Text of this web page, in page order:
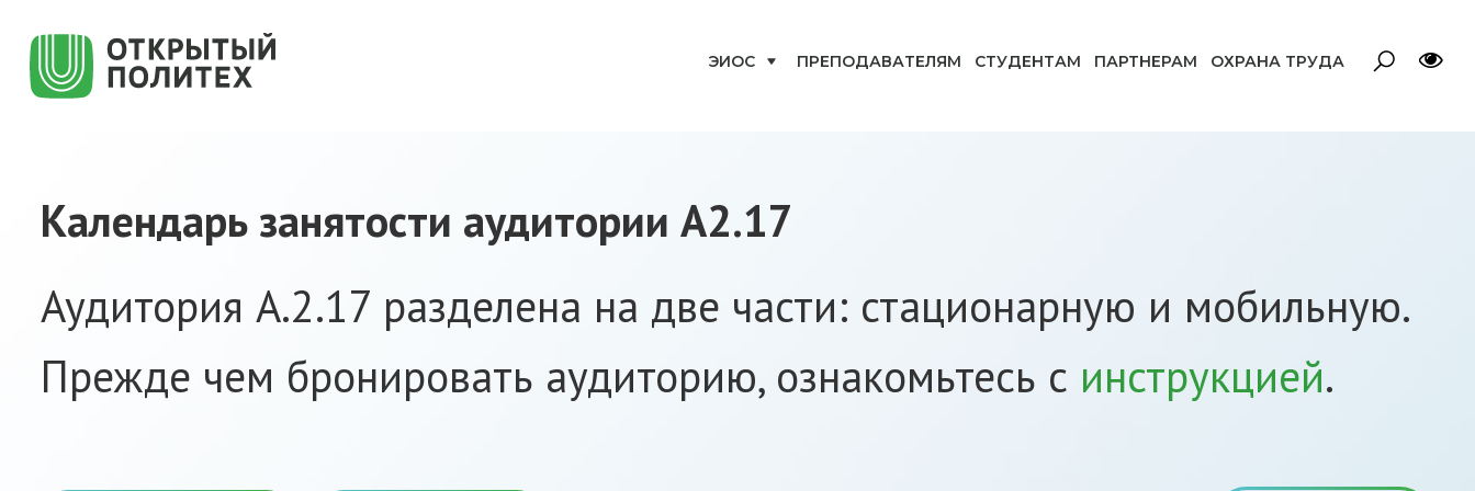
ЭИОС ПРЕПОДАВАТЕЛЯМ СТУДЕНТАМ ПАРТНЕРАМ ОХРАНА ТРУДА
Календарь занятости аудитории А2.17
Аудитория А.2.17 разделена на две части: стационарную и мобильную.
Прежде чем бронировать аудиторию, ознакомьтесь с инструкцией.